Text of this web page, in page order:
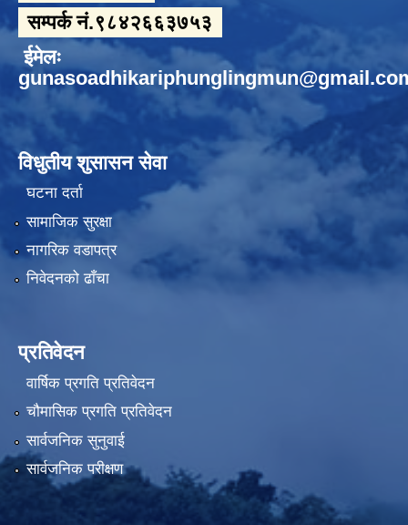
सम्पर्क नं.९८४२६६३७५३
ईमेलः
विधुतीय शुसासन सेवा
घटना दर्ता
सामाजिक सुरक्षा
नागरिक वडापत्र
निवेदनको ढाँचा
प्रतिवेदन
वार्षिक प्रगति प्रतिवेदन
चौमासिक प्रगति प्रतिवेदन
सार्वजनिक सुनुवाई
सार्वजनिक परीक्षण